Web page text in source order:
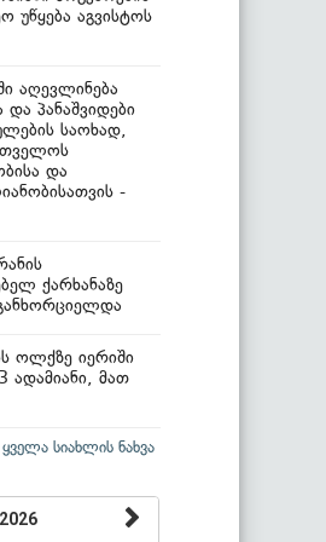
უწყება აგვისტოს
აღევლინება
პანაშვიდები
საოხად,
და
-
ქარხანაზე
ოლქზე იერიში
ადამიანი, მათ
ყველა სიახლის ნახვა